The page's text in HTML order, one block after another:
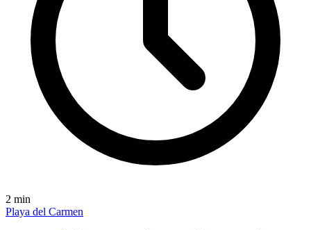
2 min
Playa del Carmen